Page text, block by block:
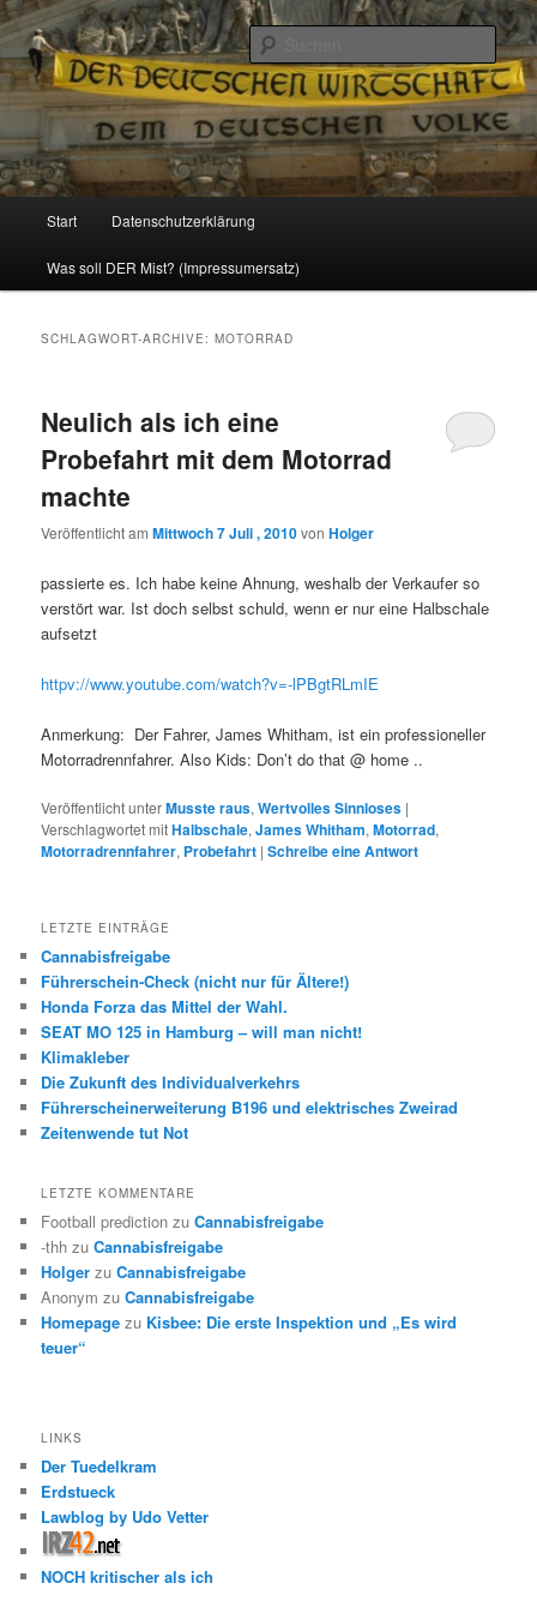
Reizzentrum
Politik, Wirtschaft, Soziales und Gesellschaft
Zum
Inhalt
Zum
sekundären
Start Datenschutzerklärung
Was soll DER Mist? (Impressumersatz)
SCHLAGWORT-ARCHIVE:MOTORRAD
Neulich als ich eine
Probefahrt mit dem Motorrad
machte
Veröffentlicht amMittwoch 7 Juli , 2010vonHolger
passierte es. Ich habe keine Ahnung, weshalb der Verkaufer so
verstört war. Ist doch selbst schuld, wenn er nur eine Halbschale
aufsetzt
httpv://www.youtube.com/watch?v=-lPBgtRLmIE
Anmerkung: Der Fahrer, James Whitham, ist ein professioneller
Motorradrennfahrer. Also Kids: Don’t do that @ home ..
Veröffentlicht unterMusste raus,Wertvolles Sinnloses |
Verschlagwortet mitHalbschale,James Whitham,Motorrad,
Motorradrennfahrer, Probefahrt |Schreibe eine Antwort
LETZTE EINTRÄGE
Cannabisfreigabe
Führerschein-Check (nicht nur für Ältere!)
Honda Forza das Mittel der Wahl.
SEAT MO 125 in Hamburg – will man nicht!
Klimakleber
Die Zukunft des Individualverkehrs
Führerscheinerweiterung B196 und elektrisches Zweirad
Zeitenwende tut Not
LETZTE KOMMENTARE
Football prediction zuCannabisfreigabe
-thh zuCannabisfreigabe
Holger zuCannabisfreigabe
Anonym zuCannabisfreigabe
Homepage zu Kisbee: Die erste Inspektion und „Es wird
teuer“
LINKS
Der Tuedelkram
Erdstueck
Lawblog by Udo Vetter
NOCH kritischer als ich